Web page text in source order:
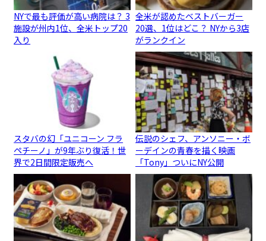
NYで最も評価が高い病院は？ 3
施設が州内1位、全米トップ20
入り
全米が認めたベストバーガー
20選、1位はどこ？ NYから3店
がランクイン
スタバの幻「ユニコーン フラ
ペチーノ」が9年ぶり復活！世
界で2日間限定販売へ
伝説のシェフ、アンソニー・ボ
ーデインの青春を描く映画
「Tony」ついにNY公開